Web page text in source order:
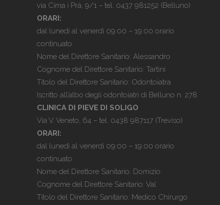
via Cima i Prà, 9/1 – tel. 0437 981252 (Belluno)
ORARI:
dal lunedì al venerdì 09:00 – 19:00 orario
continuato
Nome del Direttore Sanitario: Alessandro
Cognome del Direttore Sanitario: Tartini
Titolo del Direttore Sanitario: Odontoiatra
Iscritto all’albo degli odontoiatri di Belluno n. 278
CLINICA DI PIEVE DI SOLIGO
Via V. Veneto, 64 – tel. 0438 987117 (Treviso)
ORARI:
dal lunedì al venerdì 09:00 – 19:00 orario
continuato
Nome del Direttore Sanitario: Domizio
Cognome del Direttore Sanitario: Val
Titolo del Direttore Sanitario: Medico Chirurgo